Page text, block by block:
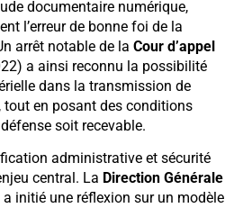
documentaire numérique,
l’erreur de bonne foi de la
arrêt notable de la Cour d’appel
a ainsi reconnu la possibilité
dans la transmission de
en posant des conditions
soit recevable.
administrative et sécurité
central. La Direction Générale
a initié une réflexion sur un modèle